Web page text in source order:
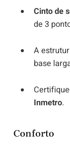
Cinto de
de 3
A
base
Inmetro.
Conforto